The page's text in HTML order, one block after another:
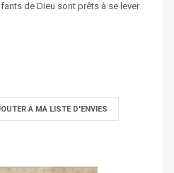
de Dieu sont prêts à se lever
À MA LISTE D'ENVIES